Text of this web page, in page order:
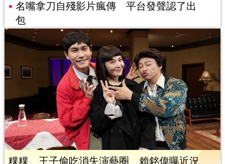
名嘴拿刀自殘影片瘋傳 平台發聲認了出
包
粿粿、王子偷吃消失演藝圈 賴銘偉曝近況